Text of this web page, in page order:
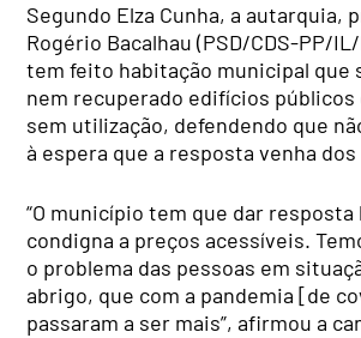
Segundo Elza Cunha, a autarquia,
Rogério Bacalhau (PSD/CDS-PP/
tem feito habitação municipal que
nem recuperado edifícios públicos
sem utilização, defendendo que
à espera que a resposta venha
“O município tem que dar
condigna a preços acessíveis.
o problema das pessoas em
abrigo, que com a pandemia [de
passaram a ser mais”, afirmou a